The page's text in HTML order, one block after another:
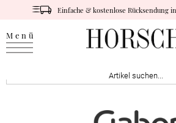
Einfache & kostenlose Rücksendung
Menü